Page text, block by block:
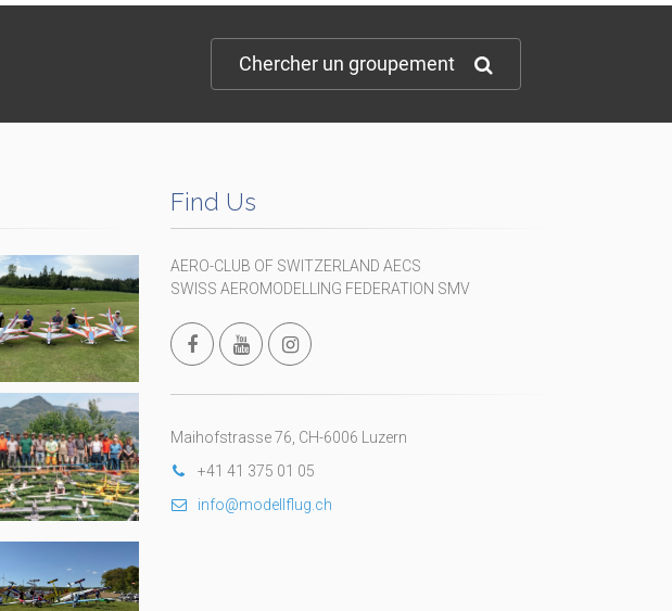
Chercher un groupement
Find Us
AERO-CLUB OF SWITZERLAND AECS
SWISS AEROMODELLING FEDERATION SMV
Maihofstrasse 76, CH-6006 Luzern
+41 41 375 01 05
info@modellflug.ch